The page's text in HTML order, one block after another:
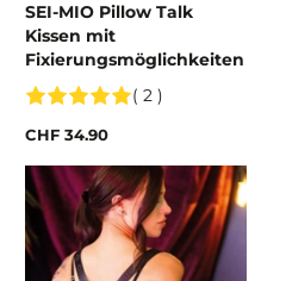
SEI-MIO Pillow Talk
Kissen mit
Fixierungsmöglichkeiten
( 2 )
CHF 34.90